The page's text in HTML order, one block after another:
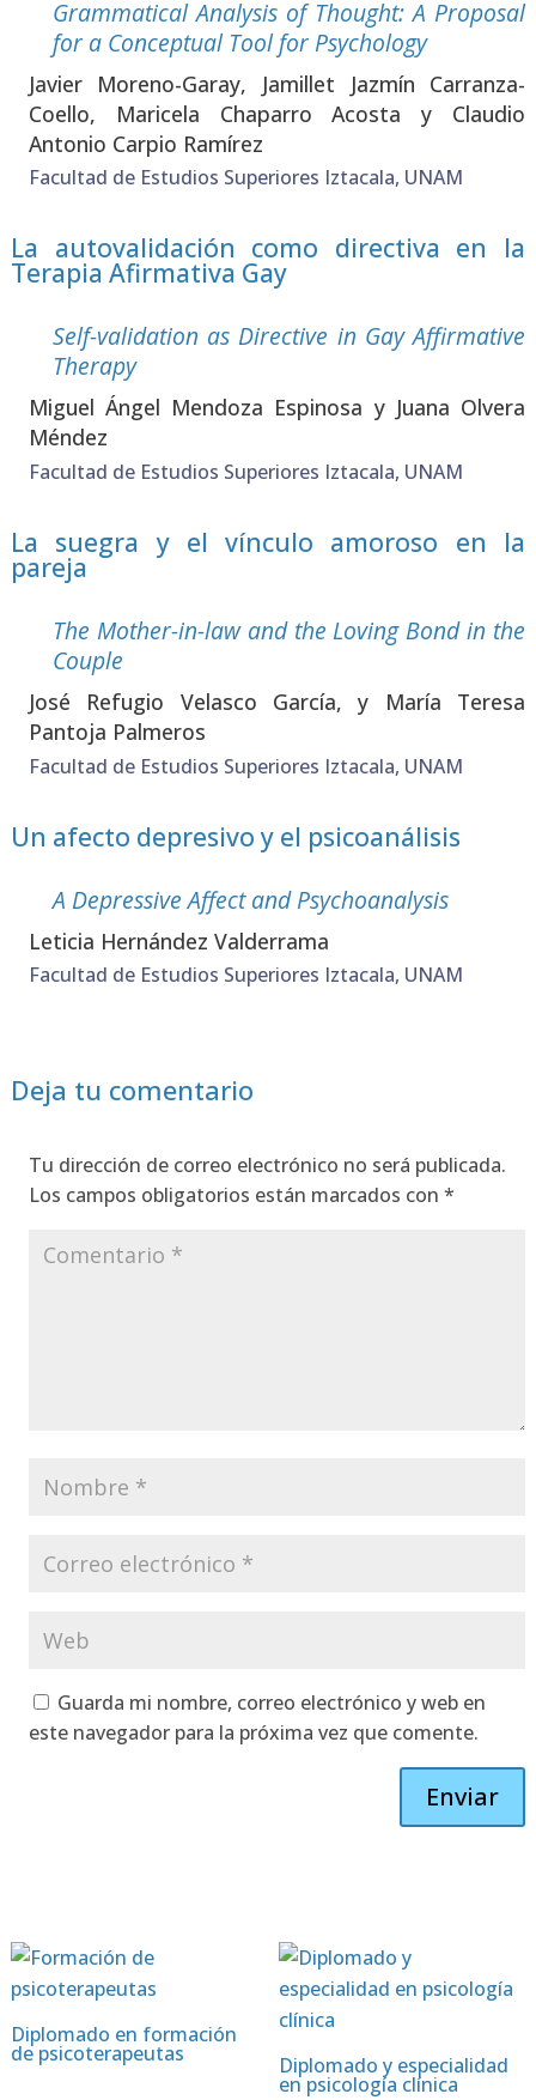
Gram­ma­ti­cal Analy­sis of Thought: A Pro­po­sal
for a Con­cep­tual Tool for Psy­cho­logy
Javier Moreno-Garay, Jami­llet Jaz­mín Carran­za-
Coello, Mari­ce­la Cha­pa­rro Acos­ta y Clau­dio
Anto­nio Car­pio Ramí­rez
Facultad de Estudios Superiores Iztacala, UNAM
La autovalidación como directiva en la
Terapia Afirmativa Gay
Self-vali­da­tion as Direc­ti­ve in Gay Affir­ma­ti­ve
The­rapy
Miguel Ángel Men­do­za Espi­no­sa y Jua­na Olve­ra
Mén­dez
Facultad de Estudios Superiores Iztacala, UNAM
La suegra y el vínculo amoroso en la
pareja
The Mother-in-law and the Loving Bond in the
Couple
José Refu­gio Velas­co Gar­cía, y María Tere­sa
Pan­to­ja Pal­me­ros
Facultad de Estudios Superiores Iztacala, UNAM
Un afecto depresivo y el psicoanálisis
A Depres­si­ve Affect and Psy­choa­naly­sis
Leti­cia Her­nán­dez Val­de­rra­ma
Facultad de Estudios Superiores Iztacala, UNAM
Deja tu comentario
Tu dirección de correo electrónico no será publicada.
Los campos obligatorios están marcados con *
Guarda mi nombre, correo electrónico y web en
este navegador para la próxima vez que comente.
Enviar
Diplomado en formación
de psicoterapeutas Diplomado y especialidad
en psicología clínica